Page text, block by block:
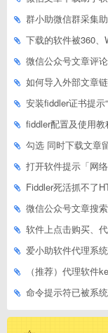
群小助微信群采集
下载的软件被360、Windows10
微信公众号文章评
如何导入外部文章链接
安装fiddler证书提示
fiddler配置及使用教
勾选 同时下载文章留言
打开软件提示「网络链接
Fiddler死活抓不了
微信公众号文章搜索
软件上点击购买、代理赚
爱小助软件代理系统介
（推荐）代理软件
命令提示符已被系统管理